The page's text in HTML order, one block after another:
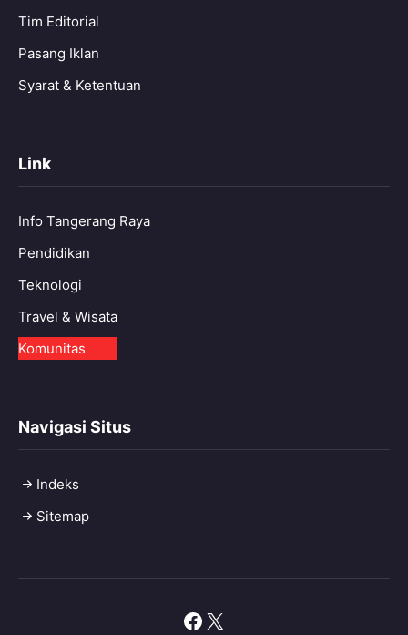
Tim Editorial
Pasang Iklan
Syarat & Ketentuan
Link
Info Tangerang Raya
Pendidikan
Teknologi
Travel & Wisata
Komunitas
Navigasi Situs
Indeks
Sitemap
Facebook
X